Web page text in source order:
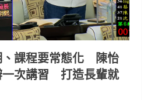
、課程要常態化 陳怡
一次講習 打造長輩就